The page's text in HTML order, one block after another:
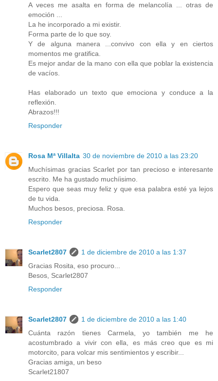
A veces me asalta en forma de melancolía ... otras de
emoción ...
La he incorporado a mi existir.
Forma parte de lo que soy.
Y de alguna manera ...convivo con ella y en ciertos
momentos me gratifica.
Es mejor andar de la mano con ella que poblar la existencia
de vacíos.
Has elaborado un texto que emociona y conduce a la
reflexión.
Abrazos!!!
Responder
Rosa Mª Villalta 30 de noviembre de 2010 a las 23:20
Muchísimas gracias Scarlet por tan precioso e interesante
escrito. Me ha gustado muchíisimo.
Espero que seas muy feliz y que esa palabra esté ya lejos
de tu vida.
Muchos besos, preciosa. Rosa.
Responder
Scarlet2807
1 de diciembre de 2010 a las 1:37
Gracias Rosita, eso procuro...
Besos, Scarlet2807
Responder
Scarlet2807
1 de diciembre de 2010 a las 1:40
Cuánta razón tienes Carmela, yo también me he
acostumbrado a vivir con ella, es más creo que es mi
motorcito, para volcar mis sentimientos y escribir...
Gracias amiga, un beso
Scarlet21807